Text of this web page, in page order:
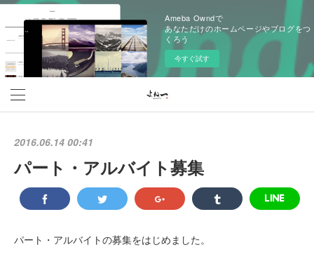
Ameba Owndで
あなただけのホームページやブログをつ
くろう
今すぐ試す
2016.06.14 00:41
パート・アルバイト募集
パート・アルバイトの募集をはじめました。